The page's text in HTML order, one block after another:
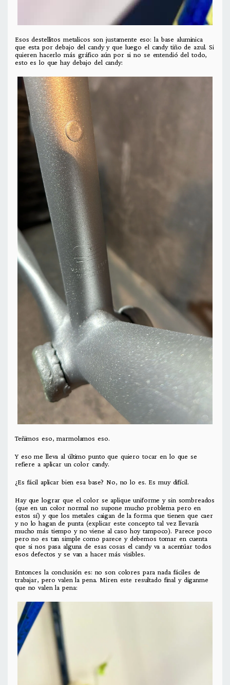
Esos destellitos metalicos son justamente eso: la base aluminica
que esta por debajo del candy y que luego el candy tiño de azul. Si
quieren hacerlo más gráfico aún por si no se entendió del todo,
esto es lo que hay debajo del candy:
Teñimos eso, marmolamos eso.
Y eso me lleva al último punto que quiero tocar en lo que se
refiere a aplicar un color candy.
¿Es fácil aplicar bien esa base? No, no lo es. Es muy difícil.
Hay que lograr que el color se aplique uniforme y sin sombreados
(que en un color normal no supone mucho problema pero en
estos sí) y que los metales caigan de la forma que tienen que caer
y no lo hagan de punta (explicar este concepto tal vez llevaría
mucho más tiempo y no viene al caso hoy tampoco). Parece poco
pero no es tan simple como parece y debemos tomar en cuenta
que si nos pasa alguna de esas cosas el candy va a acentúar todos
esos defectos y se van a hacer más visibles.
Entonces la conclusión es: no son colores para nada fáciles de
trabajar, pero valen la pena. Miren este resultado final y diganme
que no valen la pena: